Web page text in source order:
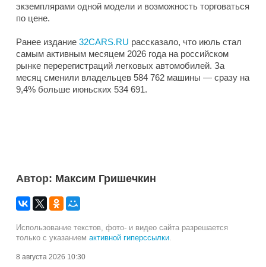
экземплярами одной модели и возможность торговаться
по цене.
Ранее издание 32CARS.RU рассказало, что июль стал
самым активным месяцем 2026 года на российском
рынке перерегистраций легковых автомобилей. За
месяц сменили владельцев 584 762 машины — сразу на
9,4% больше июньских 534 691.
Автор: Максим Гришечкин
Использование текстов, фото- и видео сайта разрешается
только с указанием активной гиперссылки
8 августа 2026 10:30